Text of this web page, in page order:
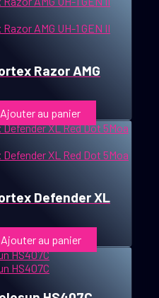
Razor AMG
Ajouter au panier
Defender XL
Ajouter au panier